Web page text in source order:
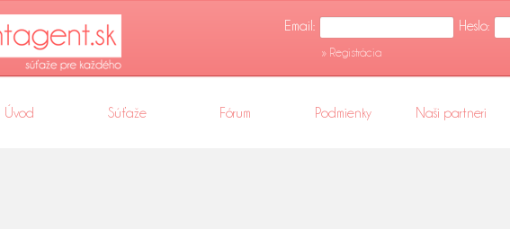
Email: Heslo:
» Registrácia
Úvod Súťaže Fórum Podmienky Naši partneri